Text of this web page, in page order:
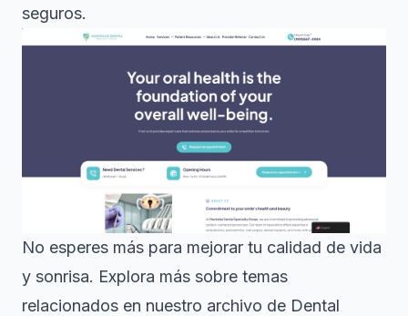
seguros.
No esperes más para mejorar tu calidad de vida
y sonrisa. Explora más sobre temas
relacionados en nuestro archivo de Dental